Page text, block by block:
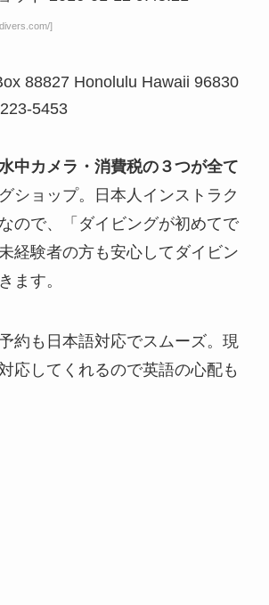
]
88827 Honolulu Hawaii 96830
5453
中カメラ・消費税の３つが全て
ショップ。日本人インストラク
ので、「ダイビングが初めてで
経験者の方も安心してダイビン
ます。
約も日本語対応でスムーズ。現
応してくれるので英語の心配も